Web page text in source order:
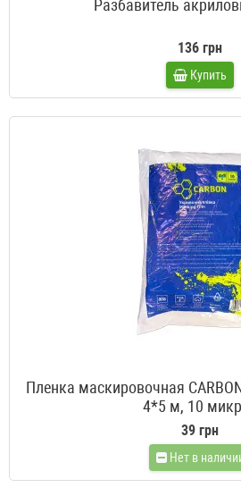
Разбавитель
136 грн
Купить
Пленка маскировочная
4*5 м, 10
39 грн
Нет в